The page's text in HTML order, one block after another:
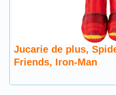
Jucarie de plus,
Friends, Iron-Man